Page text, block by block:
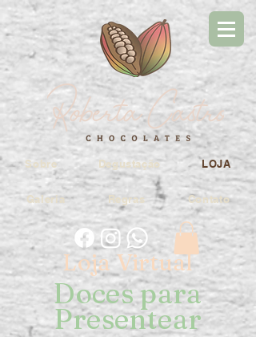
Sobre Degustação LOJA
Galeria Regras Contato
Loja Virtual
Doces para
Presentear